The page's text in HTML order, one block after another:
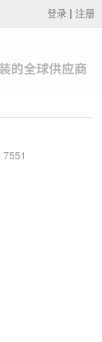
登录 | 注册
7551